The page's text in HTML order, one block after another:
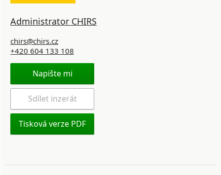
Administrator CHIRS
chirs@chirs.cz
+420 604 133 108
Napište mi
Sdílet inzerát
Tisková verze PDF